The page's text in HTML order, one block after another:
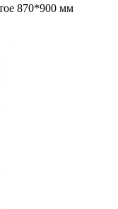
870*900 мм